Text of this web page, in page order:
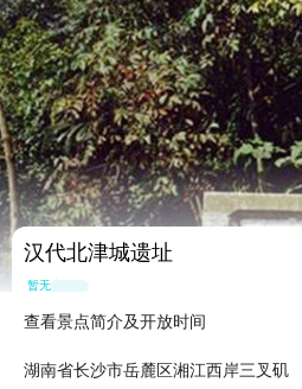
汉代北津城遗址
暂无点评
查看景点简介及开放时间
湖南省长沙市岳麓区湘江西岸三叉矶
